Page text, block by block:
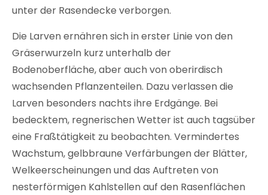
unter der Rasendecke verborgen.
Die Larven ernähren sich in erster Linie von den
Gräserwurzeln kurz unterhalb der
Bodenoberfläche, aber auch von oberirdisch
wachsenden Pflanzenteilen. Dazu verlassen die
Larven besonders nachts ihre Erdgänge. Bei
bedecktem, regnerischen Wetter ist auch tagsüber
eine Fraßtätigkeit zu beobachten. Vermindertes
Wachstum, gelbbraune Verfärbungen der Blätter,
Welkeerscheinungen und das Auftreten von
nesterförmigen Kahlstellen auf den Rasenflächen